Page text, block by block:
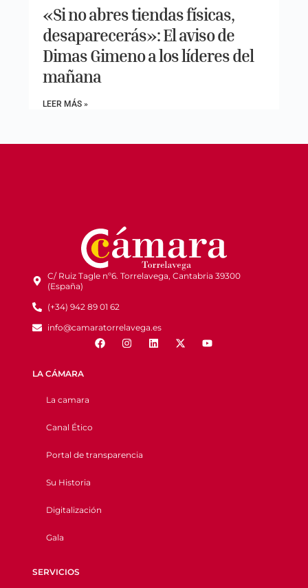
«Si no abres tiendas físicas,
desaparecerás»: El aviso de
Dimas Gimeno a los líderes del
mañana
LEER MÁS »
C/ Ruiz Tagle nº6. Torrelavega, Cantabria 39300
(España)
(+34) 942 89 01 62
info@camaratorrelavega.es
LA CÁMARA
La camara
Canal Ético
Portal de transparencia
Su Historia
Digitalización
Gala
SERVICIOS